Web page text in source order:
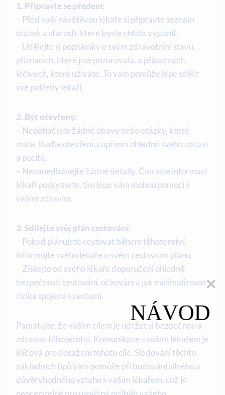
1. Připravte⁤ se předem:
– ⁢Před vaší návštěvou lékaře si připravte seznam
otázek a starostí, které byste chtěla vyjasnit.
– Udělejte si poznámky o svém zdravotním stavu,
příznacích, které ​jste pozorovala, a případných
léčivech, které užíváte.‍ To vám pomůže lépe sdělit
své potřeby lékaři.
2. Být otevřený:
– Nepotlačujte žádné⁤ obavy nebo otázky, ⁤které
⁣máte. Buďte otevření a upřímní ‌ohledně svého‍ zdraví
a pocitů.
– Nezanedbávejte žádné detaily. Čím více informací
lékaři poskytnete, tím lépe vám mohou pomoci s
vaším zdravím.
3. Sdílejte svůj plán cestování:
– Pokud plánujete cestovat během těhotenství,
informujte svého lékaře o svém cestovním plánu.
– ⁢Získejte od svého lékaře doporučení ohledně
bezpečnosti cestování, očkování a jak minimalizovat
rizika spojená ‍s cestami.
Pamatujte,⁣ že ⁣vaším cílem je udržet si bezpečnou a
zdravou těhotenství. ‍Komunikace s vaším lékařem je⁢
klíčová pro dosažení tohoto cíle. Sledování těchto⁤
základních tipů ⁢vám⁣ pomůže ⁣při budování silného a
důvěryhodného vztahu s‌ vaším lékařem, což je‌
NÁVOD